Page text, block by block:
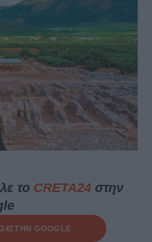
το CRETA24στην
ΣΤΗΝ GOOGLE